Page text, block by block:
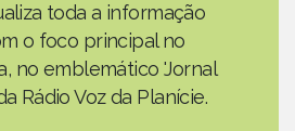
toda a informação
o foco principal no
no emblemático 'Jornal
Rádio Voz da Planície.